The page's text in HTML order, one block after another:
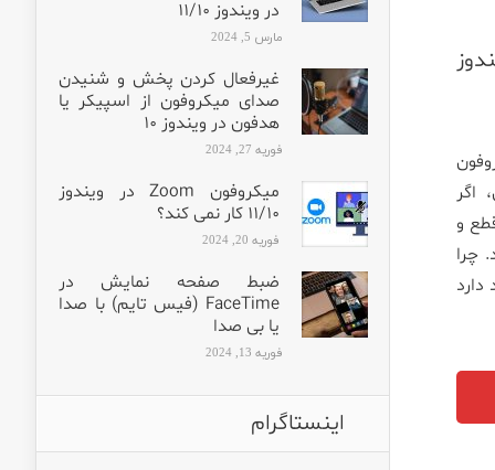
اگر
و
چرا
دارد
در ویندوز ۱۱/۱۰
مارس 5, 2024
غیرفعال کردن پخش و شنیدن
صدای میکروفون از اسپیکر یا
هدفون در ویندوز ۱۰
فوریه 27, 2024
میکروفون Zoom در ویندوز
۱۱/۱۰ کار نمی کند؟
فوریه 20, 2024
ضبط صفحه نمایش در
FaceTime (فیس تایم) با صدا
یا بی صدا
فوریه 13, 2024
اینستاگرام